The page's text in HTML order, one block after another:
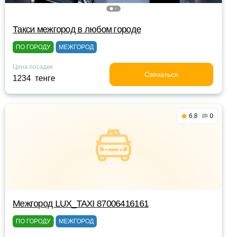
Такси межгород в любом городе
ПО ГОРОДУ МЕЖГОРОД
Цена посадки
1234 тенге Связаться
6.8 0
Межгород LUX_TAXI 87006416161
ПО ГОРОДУ МЕЖГОРОД